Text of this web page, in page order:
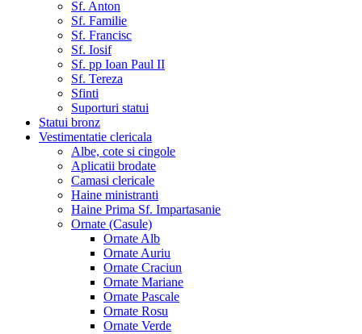
Sf. Anton
Sf. Familie
Sf. Francisc
Sf. Iosif
Sf. pp Ioan Paul II
Sf. Tereza
Sfinti
Suporturi statui
Statui bronz
Vestimentatie clericala
Albe, cote si cingole
Aplicatii brodate
Camasi clericale
Haine ministranti
Haine Prima Sf. Impartasanie
Ornate (Casule)
Ornate Alb
Ornate Auriu
Ornate Craciun
Ornate Mariane
Ornate Pascale
Ornate Rosu
Ornate Verde